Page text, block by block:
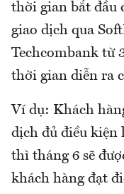
thời gian bắt đầu
giao dịch qua
Techcombank từ
thời gian diễn ra
Ví dụ: Khách
dịch đủ điều kiện
thì tháng 6 sẽ
khách hàng đạt